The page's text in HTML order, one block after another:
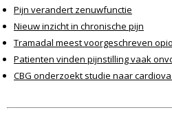
Pijn verandert zenuwfunctie
Nieuw inzicht in chronische pijn
Tramadal meest voorgeschreven
Patienten vinden pijnstilling vaak
CBG onderzoekt studie naar